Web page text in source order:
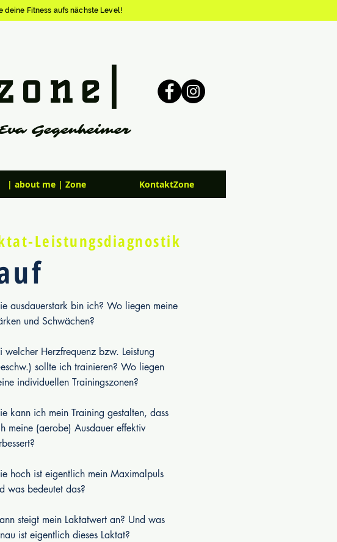
deine Fitness aufs nächste Level!
Gegenheimer
| about me | Zone KontaktZone
ausdauerstark bin ich? Wo liegen meine
und Schwächen?
welcher Herzfrequenz bzw. Leistung
sollte ich trainieren? Wo liegen
individuellen Trainingszonen?
kann ich mein Training gestalten, dass
meine (aerobe) Ausdauer effektiv
hoch ist eigentlich mein Maximalpuls
was bedeutet das?
steigt mein Laktatwert an? Und was
ist eigentlich dieses Laktat?
Leistungsdiagnostik